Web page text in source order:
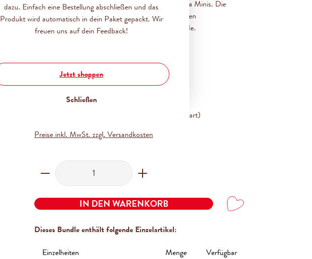
Ein Bundle aus den beiden Sorten unserer bambina Minis. Die
einzigartige Mischung aus Butterkaramell, gerösteten
Haselnusssplittern und feinster Vollmilchschokolade.
2x Zetti bambina Minis Vollmilch (200g)
2x Zetti bambina Erdbeer Minis (180g)
(16.43% gespart)
Preise inkl. MwSt. zzgl. Versandkosten
Produkt Anzahl: Gib den gewünschten Wert ein oder
IN DEN WARENKORB
Dieses Bundle enthält folgende Einzelartikel:
Einzelheiten
Menge
Verfügbar
dazu. Einfach eine Bestellung abschließen und das
Produkt wird automatisch in dein Paket gepackt. Wir
freuen uns auf dein Feedback!
Jetzt shoppen
Schließen